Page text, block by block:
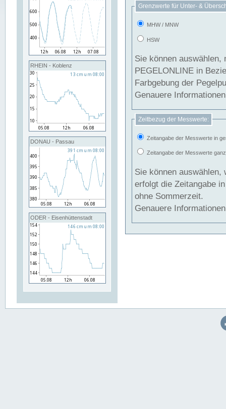
RHEIN - Koblenz
DONAU - Passau
ODER - Eisenhüttenstadt
Grenzwerte für Unter- &
MHW / MNW
HSW
Sie können
PEGELONLINE in Beziehung
Farbgebung der
Genauere
Zeitbezug der Messwerte:
Zeitangabe der Messwerte in
Zeitangabe der Messwerte
Sie können auswählen,
erfolgt die Zeitangabe
ohne Sommerzeit.
Genauere